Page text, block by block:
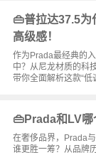
👜普拉达37.5为
高级感！
作为Prada最经典的
中？从尼龙材质的科
带你全面解析这款“低
👜Prada和LV哪
在奢侈品界，Prada
谁更胜一筹？从品牌